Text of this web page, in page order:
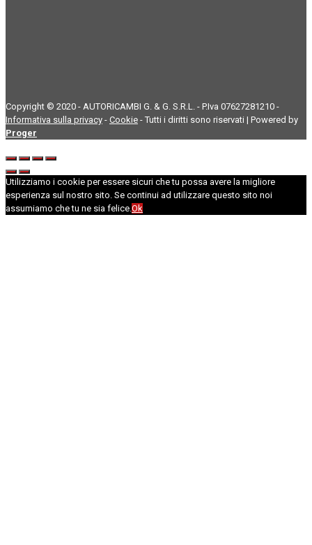
Copyright © 2020 - AUTORICAMBI G. & G. S.R.L. - P.Iva 07627281210 -
Informativa sulla privacy - Cookie - Tutti i diritti sono riservati | Powered by
Proger
Utilizziamo i cookie per essere sicuri che tu possa avere la migliore
esperienza sul nostro sito. Se continui ad utilizzare questo sito noi
assumiamo che tu ne sia felice.Ok